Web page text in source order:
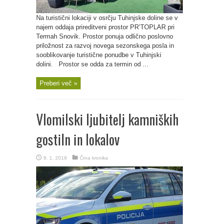
Na turistični lokaciji v osrčju Tuhinjske doline se v
najem oddaja prireditveni prostor PR’TOPLAR pri
Termah Snovik. Prostor ponuja odlično poslovno
priložnost za razvoj novega sezonskega posla in
sooblikovanje turistične ponudbe v Tuhinjski
dolini. Prostor se odda za termin od ...
Preberi več »
Vlomilski ljubitelj kamniških
gostiln in lokalov
8. 1. 2019 Črna kronika